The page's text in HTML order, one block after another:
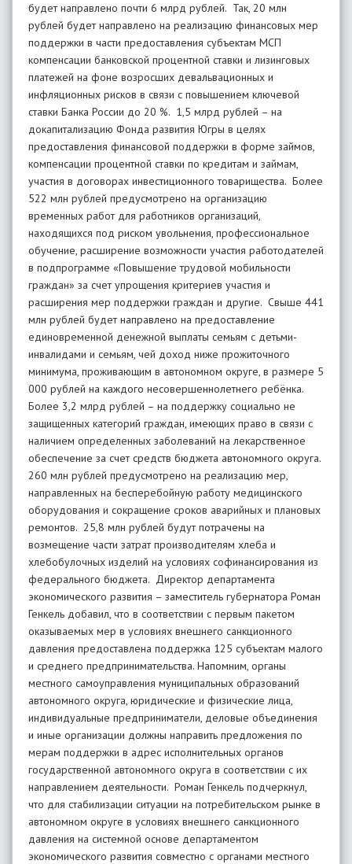
будет направлено почти 6 млрд рублей. Так, 20 млн
рублей будет направлено на реализацию финансовых мер
поддержки в части предоставления субъектам МСП
компенсации банковской процентной ставки и лизинговых
платежей на фоне возросших девальвационных и
инфляционных рисков в связи с повышением ключевой
ставки Банка России до 20 %. 1,5 млрд рублей – на
докапитализацию Фонда развития Югры в целях
предоставления финансовой поддержки в форме займов,
компенсации процентной ставки по кредитам и займам,
участия в договорах инвестиционного товарищества. Более
522 млн рублей предусмотрено на организацию
временных работ для работников организаций,
находящихся под риском увольнения, профессиональное
обучение, расширение возможности участия работодателей
в подпрограмме «Повышение трудовой мобильности
граждан» за счет упрощения критериев участия и
расширения мер поддержки граждан и другие. Свыше 441
млн рублей будет направлено на предоставление
единовременной денежной выплаты семьям с детьми-
инвалидами и семьям, чей доход ниже прожиточного
минимума, проживающим в автономном округе, в размере 5
000 рублей на каждого несовершеннолетнего ребёнка.
Более 3,2 млрд рублей – на поддержку социально не
защищенных категорий граждан, имеющих право в связи с
наличием определенных заболеваний на лекарственное
обеспечение за счет средств бюджета автономного округа.
260 млн рублей предусмотрено на реализацию мер,
направленных на бесперебойную работу медицинского
оборудования и сокращение сроков аварийных и плановых
ремонтов. 25,8 млн рублей будут потрачены на
возмещение части затрат производителям хлеба и
хлебобулочных изделий на условиях софинансирования из
федерального бюджета. Директор департамента
экономического развития – заместитель губернатора Роман
Генкель добавил, что в соответствии с первым пакетом
оказываемых мер в условиях внешнего санкционного
давления предоставлена поддержка 125 субъектам малого
и среднего предпринимательства. Напомним, органы
местного самоуправления муниципальных образований
автономного округа, юридические и физические лица,
индивидуальные предприниматели, деловые объединения
и иные организации должны направить предложения по
мерам поддержки в адрес исполнительных органов
государственной автономного округа в соответствии с их
направлением деятельности. Роман Генкель подчеркнул,
что для стабилизации ситуации на потребительском рынке в
автономном округе в условиях внешнего санкционного
давления на системной основе департаментом
экономического развития совместно с органами местного